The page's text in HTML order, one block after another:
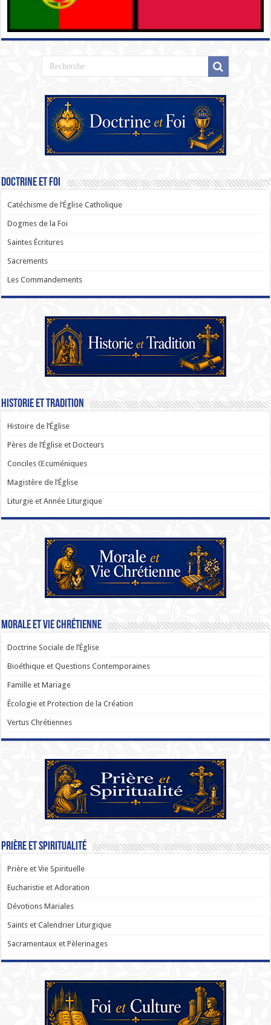
Doctrine et Foi
Catéchisme de l’Église Catholique
Dogmes de la Foi
Saintes Écritures
Sacrements
Les Commandements
Historie et Tradition
Histoire de l’Église
Pères de l’Église et Docteurs
Conciles Œcuméniques
Magistère de l’Église
Liturgie et Année Liturgique
Morale et Vie Chrétienne
Doctrine Sociale de l’Église
Bioéthique et Questions Contemporaines
Famille et Mariage
Écologie et Protection de la Création
Vertus Chrétiennes
Prière et Spiritualité
Prière et Vie Spirituelle
Eucharistie et Adoration
Dévotions Mariales
Saints et Calendrier Liturgique
Sacramentaux et Pèlerinages